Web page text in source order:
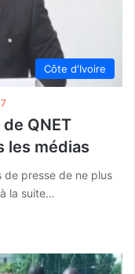
Côte d'Ivoire
QNET
les médias
de presse de ne plus
la suite…